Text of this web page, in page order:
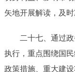
矢地开展解读，及
二十七、通过
执行，重点围绕国
政策措施、重大建